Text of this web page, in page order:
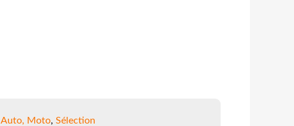
Auto, Moto, Sélection